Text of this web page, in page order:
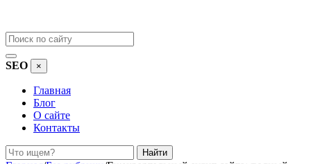
SEO ×
Главная
Блог
О сайте
Контакты
Поиск
Найти